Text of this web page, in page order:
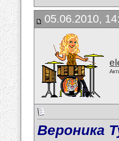
05.06.2010,
Вероника